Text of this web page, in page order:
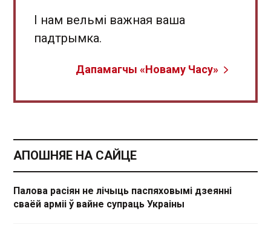
І нам вельмі важная ваша
падтрымка.
Дапамагчы «Новаму Часу»
АПОШНЯЕ НА САЙЦЕ
Палова расіян не лічыць паспяховымі дзеянні
сваёй арміі ў вайне супраць Украіны